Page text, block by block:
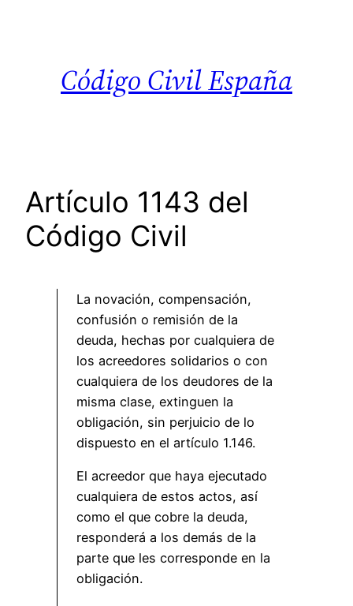
Código Civil España
Artículo 1143 del
Código Civil
La novación, compensación,
confusión o remisión de la
deuda, hechas por cualquiera de
los acreedores solidarios o con
cualquiera de los deudores de la
misma clase, extinguen la
obligación, sin perjuicio de lo
dispuesto en el artículo 1.146.
El acreedor que haya ejecutado
cualquiera de estos actos, así
como el que cobre la deuda,
responderá a los demás de la
parte que les corresponde en la
obligación.